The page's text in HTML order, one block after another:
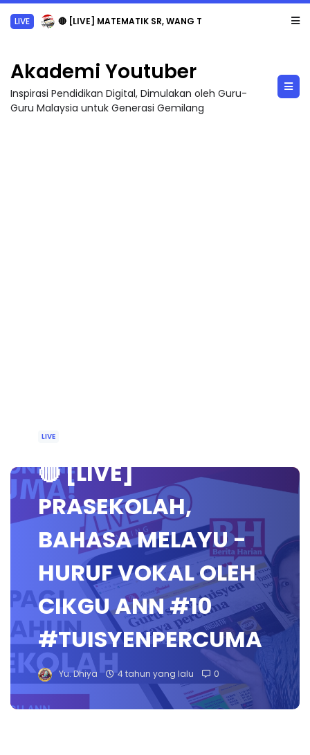
LIVE 🔴 [LIVE] MATEMATIK SR, WANG TAHUN 6 OLEH CIKGU ANITA #ALLINONE #141 #...
Akademi Youtuber
Inspirasi Pendidikan Digital, Dimulakan oleh Guru-
Guru Malaysia untuk Generasi Gemilang
LIVE
🔴 [LIVE]
PRASEKOLAH,
BAHASA MELAYU -
HURUF VOKAL OLEH
CIKGU ANN #10
#TUISYENPERCUMA
Yu. Dhiya 4 tahun yang lalu 0